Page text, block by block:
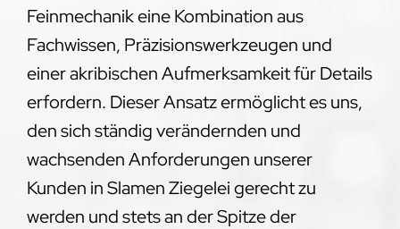
Feinmechanik eine Kombination aus
Fachwissen, Präzisionswerkzeugen und
einer akribischen Aufmerksamkeit für Details
erfordern. Dieser Ansatz ermöglicht es uns,
den sich ständig verändernden und
wachsenden Anforderungen unserer
Kunden in Slamen Ziegelei gerecht zu
werden und stets an der Spitze der